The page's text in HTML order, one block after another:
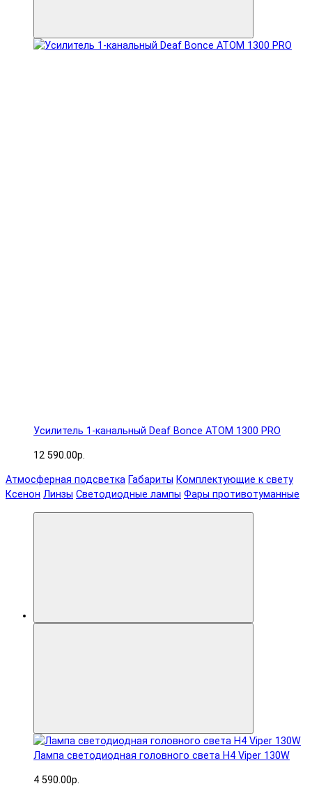
Усилитель 1-канальный Deaf Bonce ATOM 1300 PRO
12 590.00р.
Атмосферная подсветка Габариты Комплектующие к свету
Ксенон Линзы Светодиодные лампы Фары противотуманные
Лампа светодиодная головного света H4 Viper 130W
4 590.00р.